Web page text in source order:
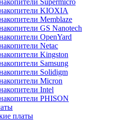
Supermicro
KIOXIA
Memblaze
GS Nanotech
OpenYard
Netac
Kingston
Samsung
Solidigm
Micron
Intel
PHISON
платы